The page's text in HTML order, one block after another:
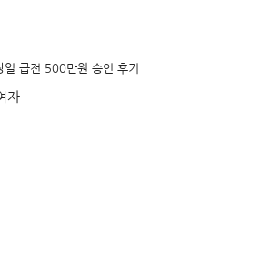
일 급전 500만원 승인 후기